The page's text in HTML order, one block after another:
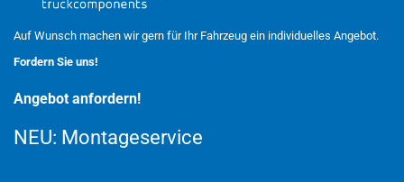
Auf Wunsch machen wir gern für Ihr Fahrzeug ein individuelles Angebot.
Fordern Sie uns!
Angebot anfordern!
NEU: Montageservice